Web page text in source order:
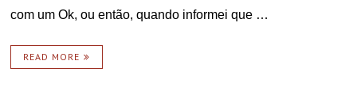
com um Ok, ou então, quando informei que …
READ MORE